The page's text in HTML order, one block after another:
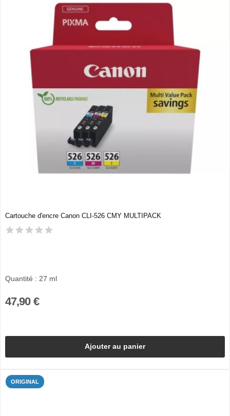
Cartouche d'encre Canon CLI-526 CMY MULTIPACK
Quantité : 27 ml
47,90 €
Ajouter au panier
ORIGINAL